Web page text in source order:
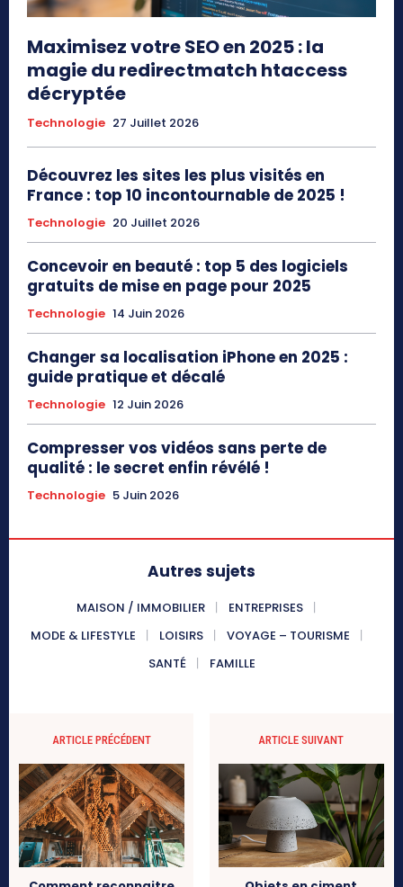
Maximisez votre SEO en 2025 : la
magie du redirectmatch htaccess
décryptée
Technologie 27 Juillet 2026
Découvrez les sites les plus visités en
France : top 10 incontournable de 2025 !
Technologie 20 Juillet 2026
Concevoir en beauté : top 5 des logiciels
gratuits de mise en page pour 2025
Technologie 14 Juin 2026
Changer sa localisation iPhone en 2025 :
guide pratique et décalé
Technologie 12 Juin 2026
Compresser vos vidéos sans perte de
qualité : le secret enfin révélé !
Technologie 5 Juin 2026
Autres sujets
MAISON / IMMOBILIER
ENTREPRISES
MODE & LIFESTYLE
LOISIRS
VOYAGE – TOURISME
SANTÉ
FAMILLE
ARTICLE PRÉCÉDENT ARTICLE SUIVANT